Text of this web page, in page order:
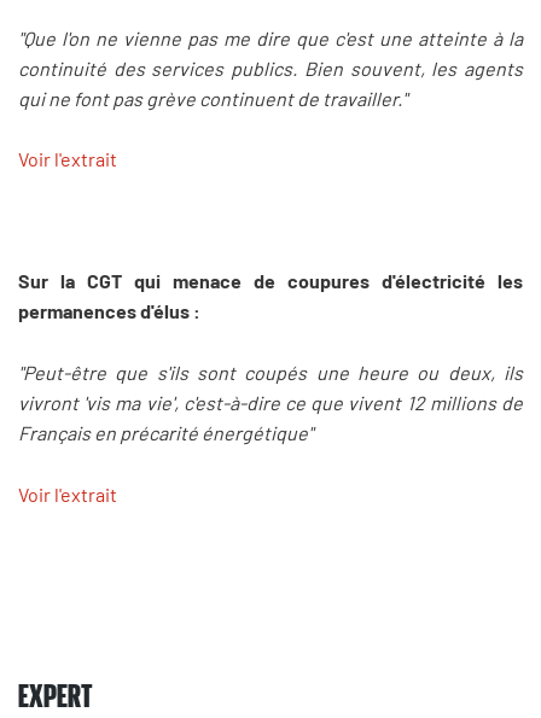
"Que l'on ne vienne pas me dire que c'est une atteinte à la
continuité des services publics. Bien souvent, les agents
qui ne font pas grève continuent de travailler."
Voir l'extrait
Sur la CGT qui menace de coupures d'électricité les
permanences d'élus :
"Peut-être que s'ils sont coupés une heure ou deux, ils
vivront 'vis ma vie', c'est-à-dire ce que vivent 12 millions de
Français en précarité énergétique"
Voir l'extrait
EXPERT